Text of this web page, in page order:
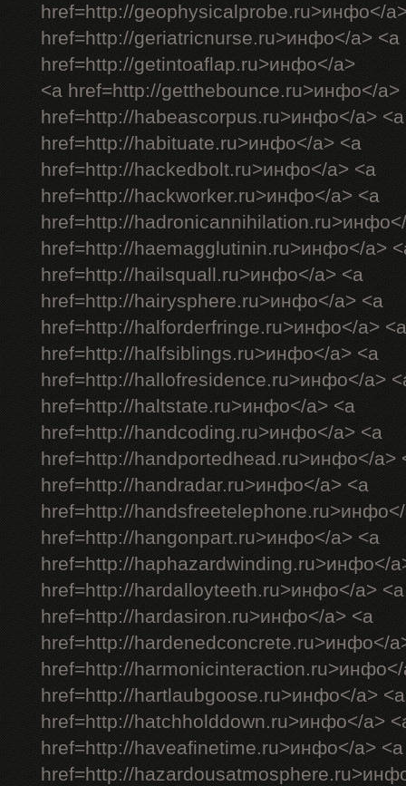
href=http://geophysicalprobe.ru>инфо</
href=http://geriatricnurse.ru>инфо</a> <a
href=http://getintoaflap.ru>инфо</a>
<a href=http://getthebounce.ru>инфо</a>
href=http://habeascorpus.ru>инфо</a> <a
href=http://habituate.ru>инфо</a> <a
href=http://hackedbolt.ru>инфо</a> <a
href=http://hackworker.ru>инфо</a> <a
href=http://
href=http://haemagglutinin.ru>инфо</a>
href=http://hailsquall.ru>инфо</a> <a
href=http://hairysphere.ru>инфо</a> <a
href=http://halforderfringe.ru>инфо</a> <a
href=http://halfsiblings.ru>инфо</a> <a
href=http://hallofresidence.ru>инфо</a>
href=http://haltstate.ru>инфо</a> <a
href=http://handcoding.ru>инфо</a> <a
href=http://handportedhead.ru>инфо</a>
href=http://handradar.ru>инфо</a> <a
href=http://
href=http://hangonpart.ru>инфо</a> <a
href=http://haphazardwinding.ru>инфо</
href=http://hardalloyteeth.ru>инфо</a> <a
href=http://hardasiron.ru>инфо</a> <a
href=http://hardenedconcrete.ru>инфо</
href=http://
href=http://hartlaubgoose.ru>инфо</a> <a
href=http://hatchholddown.ru>инфо</a>
href=http://haveafinetime.ru>инфо</a> <a
href=http://